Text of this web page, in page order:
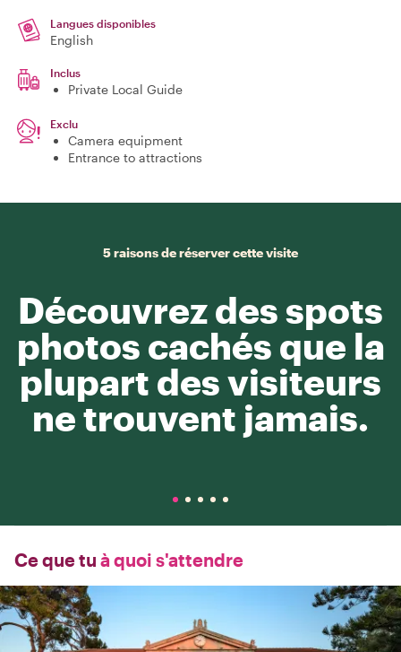
Langues disponibles
English
Inclus
Private Local Guide
Exclu
Camera equipment
Entrance to attractions
5 raisons de réserver cette visite
Découvrez des spots
photos cachés que la
plupart des visiteurs
ne trouvent jamais.
Ce que tu à quoi s'attendre